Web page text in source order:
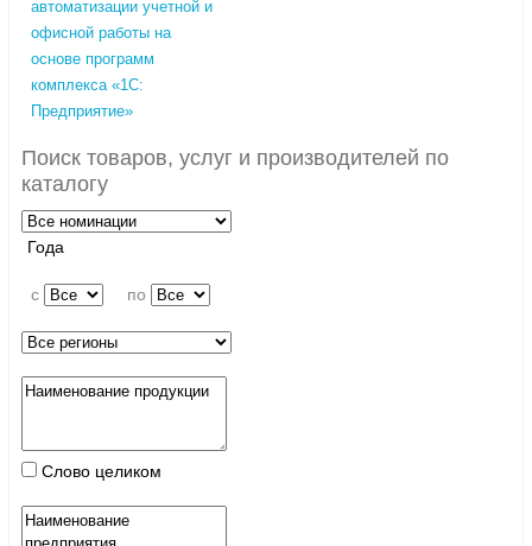
автоматизации учетной и
офисной работы на
основе программ
комплекса «1С:
Предприятие»
Поиск товаров, услуг и производителей по
каталогу
Года
c по
Слово целиком